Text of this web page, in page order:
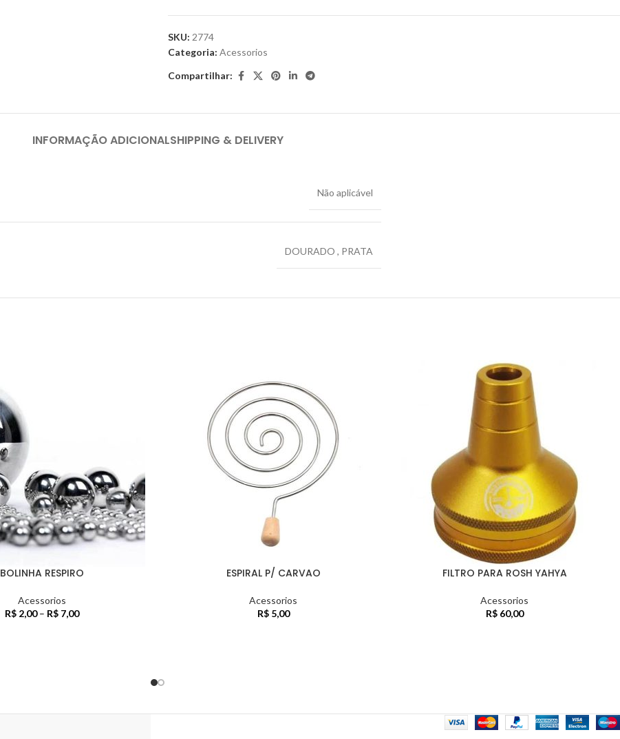
SKU: 2774
Categoria: Acessorios
Compartilhar:
INFORMAÇÃO ADICIONALSHIPPING & DELIVERY
Não aplicável
DOURADO , PRATA
BOLINHA RESPIRO
Acessorios
R$ 2,00 – R$ 7,00
ESPIRAL P/ CARVAO
Acessorios
R$5,00
FILTRO PARA ROSH YAHYA
Acessorios
R$60,00